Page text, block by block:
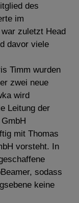
des
im
zuletzt Head
davor viele
Timm wurden
zwei neue
wird
Leitung der
mit Thomas
vorsteht. In
sodass
keine